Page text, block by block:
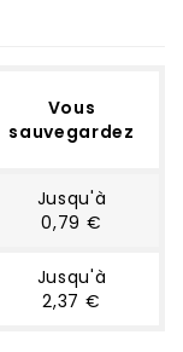
Vous
sauvegardez
Jusqu'à
0,79 €
Jusqu'à
2,37 €